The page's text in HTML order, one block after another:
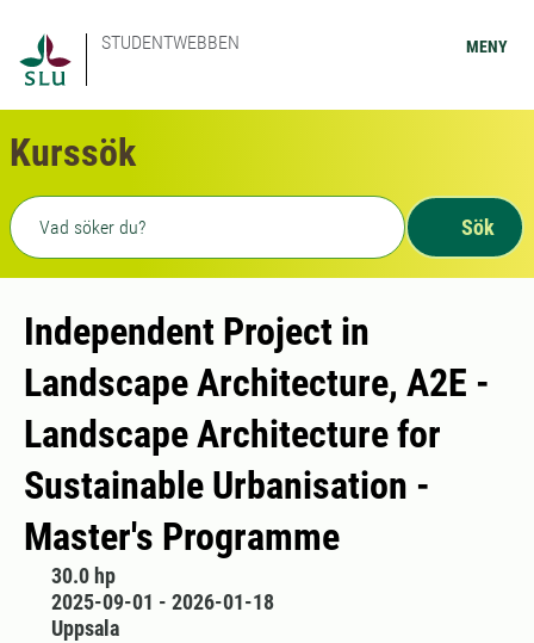
STUDENTWEBBEN MENY
Kurssök
Fritext sökning
Sök
Independent Project in
Landscape Architecture, A2E -
Landscape Architecture for
Sustainable Urbanisation -
Master's Programme
30.0 hp
2025-09-01 - 2026-01-18
Uppsala